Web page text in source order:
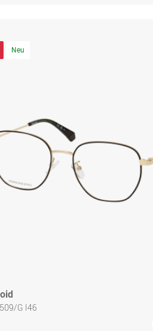
Neu
G I46